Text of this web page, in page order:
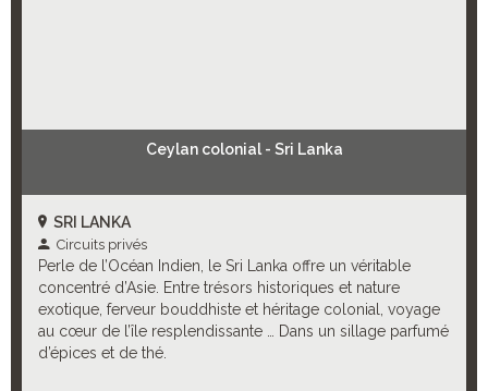
Ceylan colonial - Sri Lanka
SRI LANKA
Circuits privés
Perle de l’Océan Indien, le Sri Lanka offre un véritable
concentré d’Asie. Entre trésors historiques et nature
exotique, ferveur bouddhiste et héritage colonial, voyage
au cœur de l’île resplendissante … Dans un sillage parfumé
d’épices et de thé.